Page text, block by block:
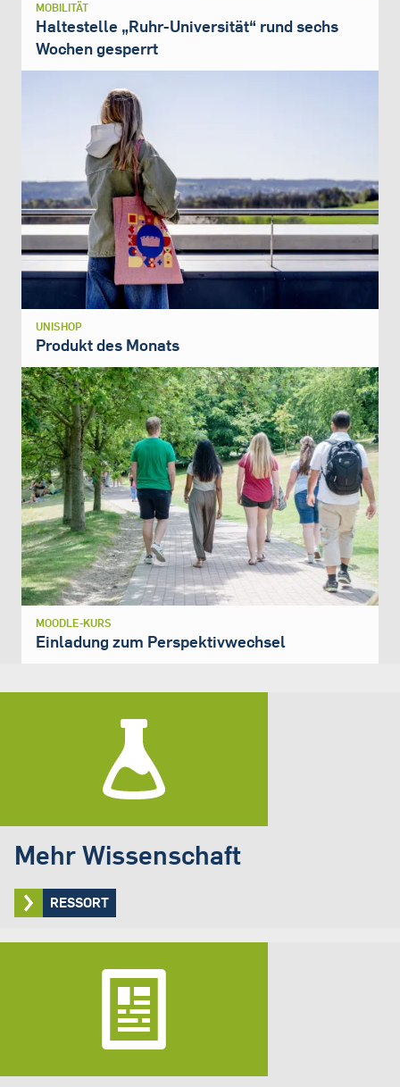
MOBILITÄT
Haltestelle „Ruhr-Universität“ rund sechs
Wochen gesperrt
UNISHOP
Produkt des Monats
MOODLE-KURS
Einladung zum Perspektivwechsel
Mehr Wissenschaft
RESSORT